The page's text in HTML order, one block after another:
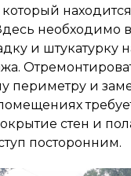
необходимо
и штукатурку
периметру и
стен и
посторонним.